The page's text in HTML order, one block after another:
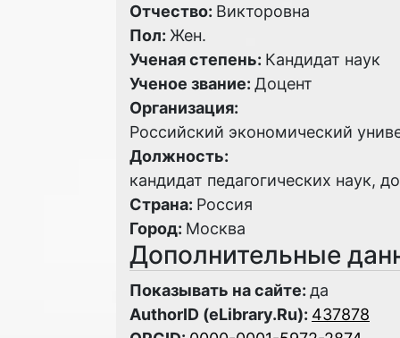
Отчество: Викторовна
Пол: Жен.
Ученая степень: Кандидат наук
Ученое звание: Доцент
Организация:
Российский экономический
Должность:
кандидат педагогических наук,
Страна: Россия
Город: Москва
Дополнительные
Показывать на сайте: да
AuthorID (eLibrary.Ru): 437878